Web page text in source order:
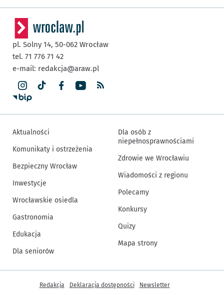
pl. Solny 14, 50-062 Wrocław
tel. 71 776 71 42
e-mail: redakcja@araw.pl
Aktualności
Komunikaty i ostrzeżenia
Bezpieczny Wrocław
Inwestycje
Wrocławskie osiedla
Gastronomia
Edukacja
Dla seniorów
Dla osób z
niepełnosprawnościami
Zdrowie we Wrocławiu
Wiadomości z regionu
Polecamy
Konkursy
Quizy
Mapa strony
Inne informacje
Redakcja Deklaracja dostępności Newsletter